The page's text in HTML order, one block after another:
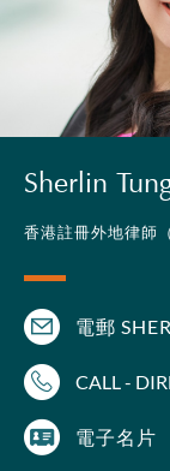
Sherlin
香港註冊外地律師
電郵
CALL -
電子名片